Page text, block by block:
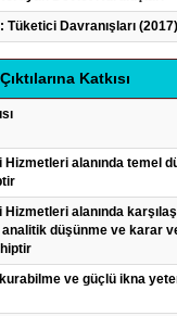
Tüketici Davranışları
Katkısı
Hizmetleri alanında temel
Hizmetleri alanında
düşünme ve karar
ve güçlü ikna